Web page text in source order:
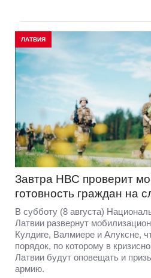
ЛАТВИЯ
Завтра НВС проверит
готовность граждан на
В субботу (8 августа)
Латвии развернут
Кулдиге, Валмиере и Алуксне,
порядок, по которому в
Латвии будут оповещать и
армию.